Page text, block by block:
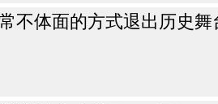
体面的方式退出历史舞